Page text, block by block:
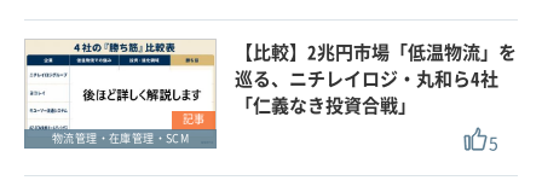
記事
物流管理・在庫管理・SCM
【比較】2兆円市場「低温物流」を
巡る、ニチレイロジ・丸和ら4社
「仁義なき投資合戦」
5